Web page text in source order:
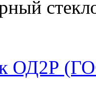
ОД2Р